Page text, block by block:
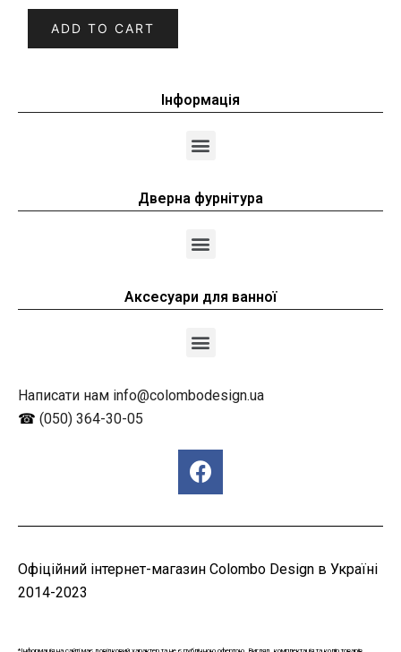
ADD TO CART
Інформація
Дверна фурнітура
Аксесуари для ванної
Написати нам info@colombodesign.ua
☎ (050) 364-30-05
Офіційний інтернет-магазин Colombo Design в Україні
2014-2023
*Інформація на сайті має довідковий характер та не є публічною офертою. Вигляд, комплектація та колір товарів